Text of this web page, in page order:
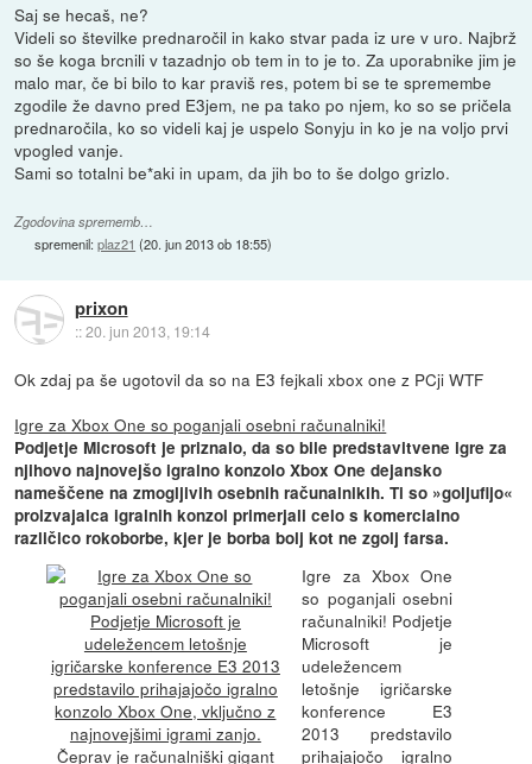
Saj se hecaš, ne?
Videli so številke prednaročil in kako stvar pada iz ure v uro. Najbrž
so še koga brcnili v tazadnjo ob tem in to je to. Za uporabnike jim je
malo mar, če bi bilo to kar praviš res, potem bi se te spremembe
zgodile že davno pred E3jem, ne pa tako po njem, ko so se pričela
prednaročila, ko so videli kaj je uspelo Sonyju in ko je na voljo prvi
vpogled vanje.
Sami so totalni be*aki in upam, da jih bo to še dolgo grizlo.
Zgodovina sprememb…
spremenil:plaz21 (20. jun 2013 ob 18:55)
prixon
::20. jun 2013, 19:14
Ok zdaj pa še ugotovil da so na E3 fejkali xbox one z PCji WTF
Igre za Xbox One so poganjali osebni računalniki!
Podjetje Microsoft je priznalo, da so bile predstavitvene igre za
njihovo najnovejšo igralno konzolo Xbox One dejansko
nameščene na zmogljivih osebnih računalnikih. Ti so »goljufijo«
proizvajalca igralnih konzol primerjali celo s komercialno
različico rokoborbe, kjer je borba bolj kot ne zgolj farsa.
Igre za Xbox One
so poganjali osebni
računalniki! Podjetje
Microsoft je
udeležencem
letošnje igričarske
konference E3
2013 predstavilo
prihajajočo igralno